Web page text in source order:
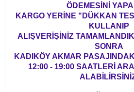
ÖDEMESİNİ
KARGO YERİNE "DÜKKAN
KULLANIP
ALIŞVERİŞİNİZ
SONRA
KADIKÖY AKMAR
12:00 - 19:00 SAATLERİ